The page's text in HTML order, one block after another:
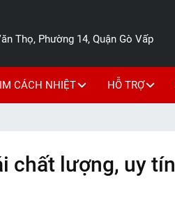
Thọ, Phường 14, Quận Gò Vấp
CÁCH NHIỆT HỖ TRỢ
chất lượng, uy tín